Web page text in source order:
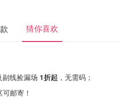
猜你喜欢
线捡漏场 1折起 ，无需码；
邮寄！